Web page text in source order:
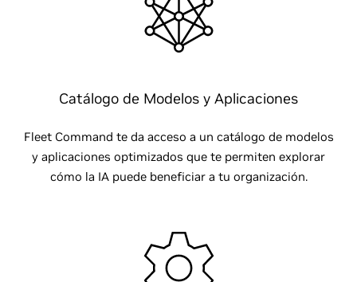
Catálogo de Modelos y Aplicaciones
Fleet Command te da acceso a un catálogo de modelos
y aplicaciones optimizados que te permiten explorar
cómo la IA puede beneficiar a tu organización.